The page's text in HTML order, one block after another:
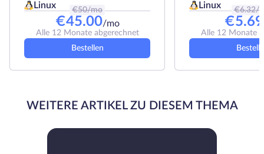
Linux
€50/mo
€45.00/mo
Alle 12 Monate abgerechnet
Bestellen
Linux
€6.32/
€5.69
Alle 12 Monate
WEITERE ARTIKEL ZU DIESEM THEMA